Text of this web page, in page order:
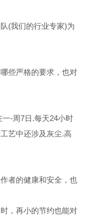
(我们的行业专家)为
些严格的要求，也对
-周7日.每天24小时
艺中还涉及灰尘.高
者的健康和安全，也
，再小的节约也能对